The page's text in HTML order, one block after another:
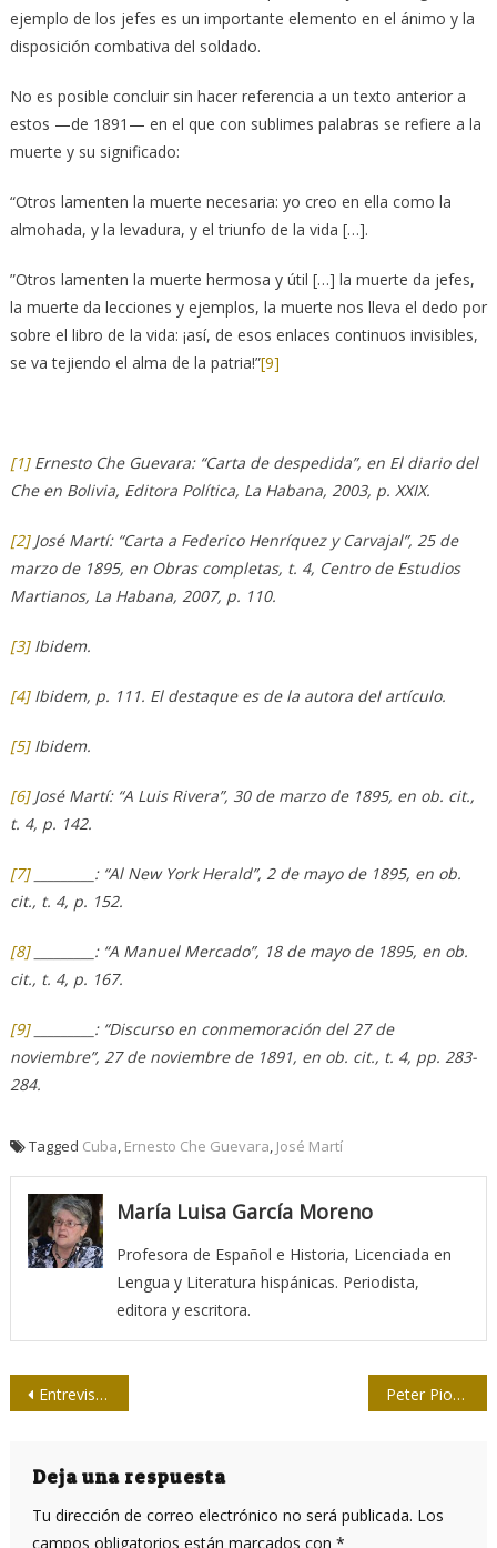
ejemplo de los jefes es un importante elemento en el ánimo y la
disposición combativa del soldado.
No es posible concluir sin hacer referencia a un texto anterior a
estos —de 1891— en el que con sublimes palabras se refiere a la
muerte y su significado:
“Otros lamenten la muerte necesaria: yo creo en ella como la
almohada, y la levadura, y el triunfo de la vida […].
”Otros lamenten la muerte hermosa y útil […] la muerte da jefes,
la muerte da lecciones y ejemplos, la muerte nos lleva el dedo por
sobre el libro de la vida: ¡así, de esos enlaces continuos invisibles,
se va tejiendo el alma de la patria!”[9]
[1]Ernesto Che Guevara: “Carta de despedida”, en El diario del
Che en Bolivia, Editora Política, La Habana, 2003, p. XXIX.
[2]José Martí: “Carta a Federico Henríquez y Carvajal”, 25 de
marzo de 1895, en Obras completas, t. 4, Centro de Estudios
Martianos, La Habana, 2007, p. 110.
[3]Ibidem.
[4]Ibidem, p. 111. El destaque es de la autora del artículo.
[5]Ibidem.
[6]José Martí: “A Luis Rivera”, 30 de marzo de 1895, en ob. cit.,
t. 4, p. 142.
[7]_________: “Al New York Herald”, 2 de mayo de 1895, en ob.
cit., t. 4, p. 152.
[8]_________: “A Manuel Mercado”, 18 de mayo de 1895, en ob.
cit., t. 4, p. 167.
[9]_________: “Discurso en conmemoración del 27 de
noviembre”, 27 de noviembre de 1891, en ob. cit., t. 4, pp. 283-
284.
Tagged Cuba Ernesto Che Guevara José Martí
María Luisa García Moreno
Profesora de Español e Historia, Licenciada en
Lengua y Literatura hispánicas. Periodista,
editora y escritora.
Navegación
entradas
Entrevistar en tiempos de pandemia Peter Piot: Fui atrapado por un virus
Deja una respuesta
Tu dirección de correo electrónico no será publicada. Los
campos obligatorios están marcados con *